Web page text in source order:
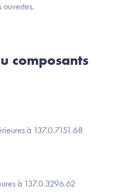
ouvertes.
composants
à 137.0.7151.68
à 137.0.3296.62